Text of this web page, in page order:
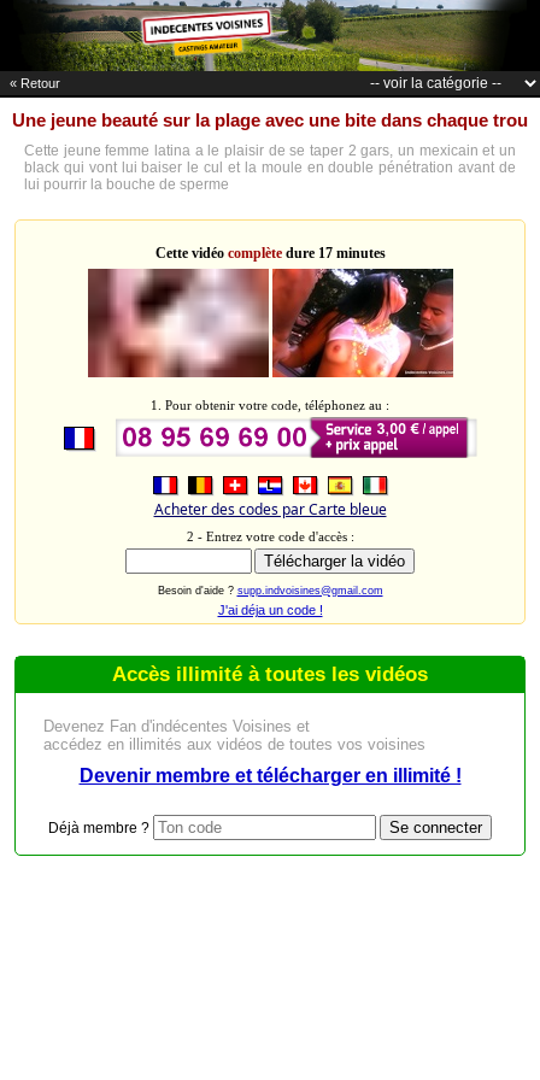
« Retour
Une jeune beauté sur la plage avec une bite dans chaque trou
Cette jeune femme latina a le plaisir de se taper 2 gars, un mexicain et un
black qui vont lui baiser le cul et la moule en double pénétration avant de
lui pourrir la bouche de sperme
Cette vidéo complètedure 17 minutes
1. Pour obtenir votre code, téléphonez au :
Acheter des codes par Carte bleue
2 - Entrez votre code d'accès :
Besoin d'aide ? supp.indvoisines@gmail.com
J'ai déja un code !
Accès illimité à toutes les vidéos
Devenez Fan d'indécentes Voisines et
accédez en illimités aux vidéos de toutes vos voisines
Devenir membre et télécharger en illimité !
Déjà membre ?